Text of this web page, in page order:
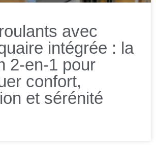
avec
intégrée : la
2-en-1 pour
confort,
et sérénité